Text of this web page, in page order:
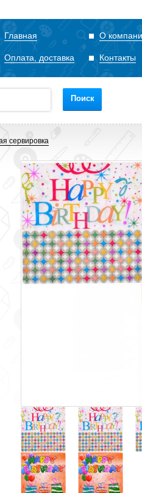
Главная О
Оплата, доставка Контакты
Поиск
сервировка